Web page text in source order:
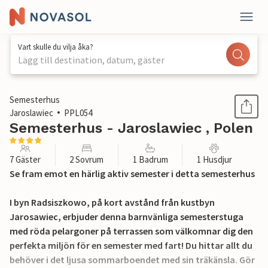
Vart skulle du vilja åka?
Lägg till destination, datum, gäster
1 / 18
Semesterhus
Jaroslawiec
PPL054
Semesterhus - Jaroslawiec , Polen
7 Gäster 2 Sovrum 1 Badrum 1 Husdjur
Se fram emot en härlig aktiv semester i detta semesterhus
I byn Radsiszkowo, på kort avstånd från kustbyn
Jarosawiec, erbjuder denna barnvänliga semesterstuga
med röda pelargoner på terrassen som välkomnar dig den
perfekta miljön för en semester med fart! Du hittar allt du
behöver i det ljusa sommarboendet med sin träkänsla. Gör